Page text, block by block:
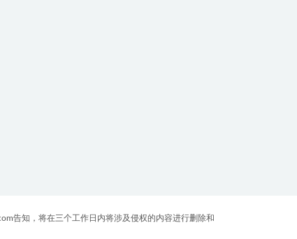
告知，将在三个工作日内将涉及侵权的内容进行删除和